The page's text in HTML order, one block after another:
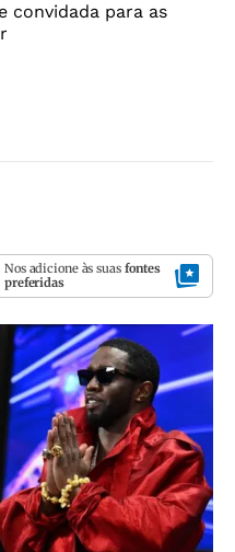
convidada para as
Nos adicione às suas fontes
preferidas